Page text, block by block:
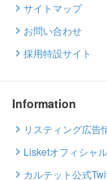
サイトマップ
お問い合わせ
採用特設サイト
Information
リスティング広告
Lisketオフィシャ
カルテット公式